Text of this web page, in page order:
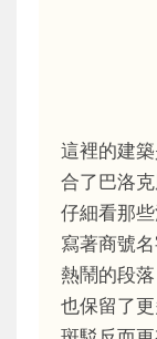
這裡的建
合了巴洛
仔細看那
寫著商號
熱鬧的段
也保留了